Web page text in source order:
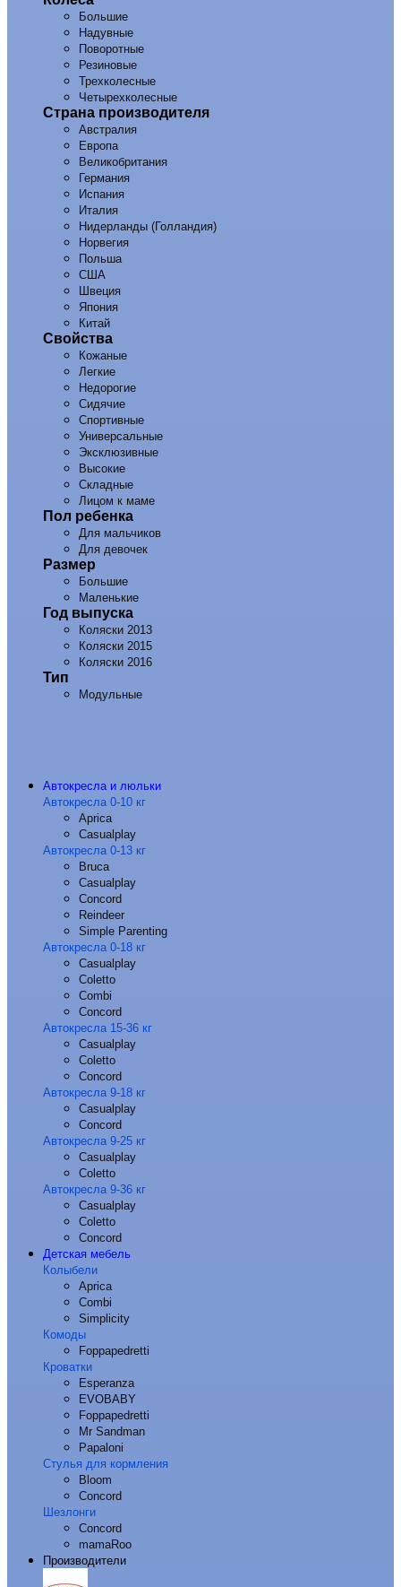
Большие
Надувные
Поворотные
Резиновые
Трехколесные
Четырехколесные
Страна производителя
Австралия
Европа
Великобритания
Германия
Испания
Италия
Нидерланды (Голландия)
Норвегия
Польша
США
Швеция
Япония
Китай
Свойства
Кожаные
Легкие
Недорогие
Сидячие
Спортивные
Универсальные
Эксклюзивные
Высокие
Складные
Лицом к маме
Пол ребенка
Для мальчиков
Для девочек
Размер
Большие
Маленькие
Год выпуска
Коляски 2013
Коляски 2015
Коляски 2016
Тип
Модульные
Автокресла и люльки
Автокресла 0-10 кг
Aprica
Casualplay
Автокресла 0-13 кг
Bruca
Casualplay
Concord
Reindeer
Simple Parenting
Автокресла 0-18 кг
Casualplay
Coletto
Combi
Concord
Автокресла 15-36 кг
Casualplay
Coletto
Concord
Автокресла 9-18 кг
Casualplay
Concord
Автокресла 9-25 кг
Casualplay
Coletto
Автокресла 9-36 кг
Casualplay
Coletto
Concord
Детская мебель
Колыбели
Aprica
Combi
Simplicity
Комоды
Foppapedretti
Кроватки
Esperanza
EVOBABY
Foppapedretti
Mr Sandman
Papaloni
Стулья для кормления
Bloom
Concord
Шезлонги
Concord
mamaRoo
Производители